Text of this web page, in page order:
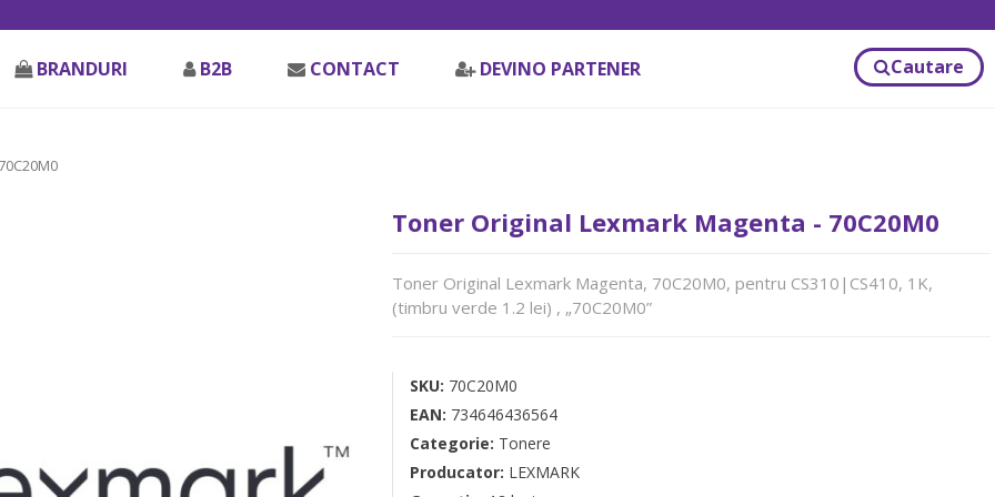
BRANDURI B2B CONTACT DEVINO PARTENER Cautare
Toner Original Lexmark Magenta - 70C20M0
Toner Original Lexmark Magenta, 70C20M0, pentru CS310|CS410, 1K,
(timbru verde 1.2 lei) , „70C20M0”
SKU: 70C20M0
EAN: 734646436564
Categorie: Tonere
Producator: LEXMARK